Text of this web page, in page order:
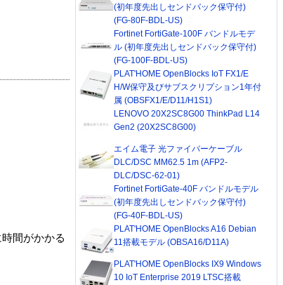
間がかかる
(初年度先出しセンドバック保守付)
(FG-80F-BDL-US)
Fortinet FortiGate-100F バンドルモデ
ル (初年度先出しセンドバック保守付)
(FG-100F-BDL-US)
PLAT'HOME OpenBlocks IoT FX1/E
H/W保守及びサブスクリプション1年付
属 (OBSFX1/E/D11/H1S1)
LENOVO 20X2SC8G00 ThinkPad L14
Gen2 (20X2SC8G00)
エイム電子 光ファイバーケーブル
DLC/DSC MM62.5 1m (AFP2-
DLC/DSC-62-01)
Fortinet FortiGate-40F バンドルモデル
(初年度先出しセンドバック保守付)
(FG-40F-BDL-US)
PLAT'HOME OpenBlocks A16 Debian
11搭載モデル (OBSA16/D11A)
PLAT'HOME OpenBlocks IX9 Windows
10 IoT Enterprise 2019 LTSC搭載